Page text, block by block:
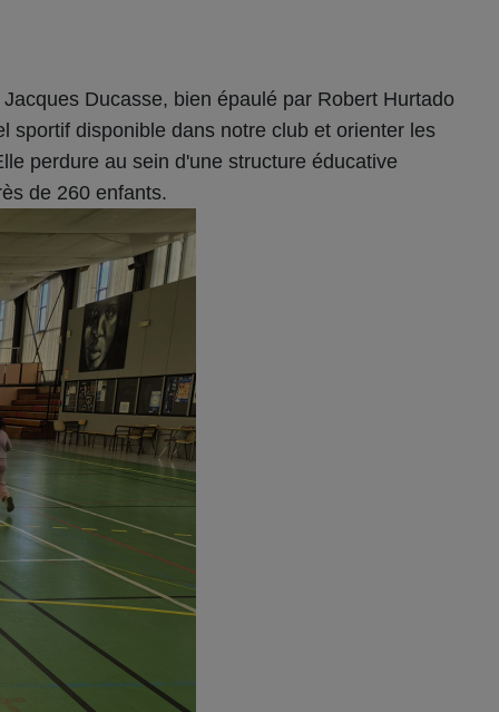
Ducasse, bien épaulé par Robert Hurtado
sportif disponible dans notre club et orienter les
perdure au sein d'une structure éducative
de 260 enfants.